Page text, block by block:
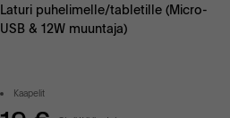
Laturi puhelimelle/tabletille (Micro-
USB & 12W muuntaja)
Kaapelit